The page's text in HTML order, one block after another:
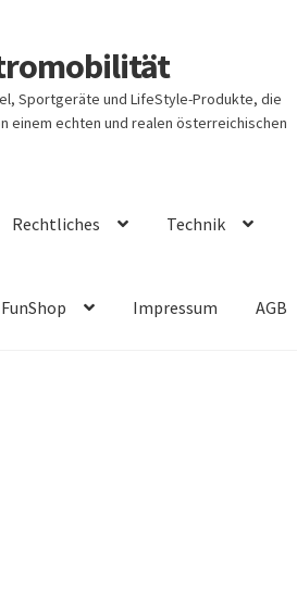
Sportgeräte und LifeStyle-Produkte, die
einem echten und realen österreichischen
Rechtliches Technik
Impressum AGB